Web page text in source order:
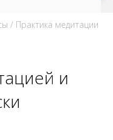
/ Практика медитации
и